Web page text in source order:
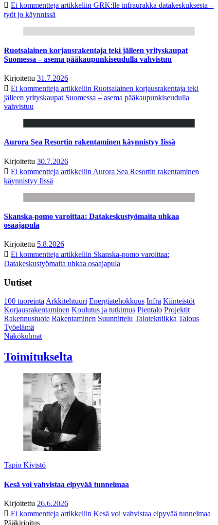
Ei kommentteja artikkeliin GRK:lle infraurakka datakeskuksesta –
työt jo käynnissä
Ruotsalainen korjausrakentaja teki jälleen yrityskaupat
Suomessa – asema pääkaupunkiseudulla vahvistuu
Kirjoitettu 31.7.2026
Ei kommentteja artikkeliin Ruotsalainen korjausrakentaja teki
jälleen yrityskaupat Suomessa – asema pääkaupunkiseudulla
vahvistuu
Aurora Sea Resortin rakentaminen käynnistyy Iissä
Kirjoitettu 30.7.2026
Ei kommentteja artikkeliin Aurora Sea Resortin rakentaminen
käynnistyy Iissä
Skanska-pomo varoittaa: Datakeskustyömaita uhkaa
osaajapula
Kirjoitettu 5.8.2026
Ei kommentteja artikkeliin Skanska-pomo varoittaa:
Datakeskustyömaita uhkaa osaajapula
Uutiset
100 tuoreintaArkkitehtuuri Energiatehokkuus Infra Kiinteistöt
Korjausrakentaminen Koulutus ja tutkimus Pientalo Projektit
Rakennustuote Rakentaminen Suunnittelu Talotekniikka Talous
Työelämä
Näkökulmat
Toimitukselta
Tapio Kivistö
Kesä voi vahvistaa elpyvää tunnelmaa
Kirjoitettu 26.6.2026
Ei kommentteja artikkeliin Kesä voi vahvistaa elpyvää tunnelmaa
Pääkirjoitus